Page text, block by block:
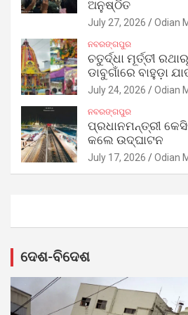
ଅନୁଷ୍ଠିତ
July 27, 2026 Odian
ନବରଙ୍ଗପୁର
ଚତୁର୍ଦ୍ଧା ମୂର୍ତ୍ତୀ
ଡାବୁଗାଁରେ ବାହୁଡ଼ା
July 24, 2026 Odian
ନବରଙ୍ଗପୁର
ପ୍ରଧାନମନ୍ତ୍ରୀ
କଲେ ଉଦ୍‌ଘାଟନ
July 17, 2026 Odian
ଦେଶ-ବିଦେଶ